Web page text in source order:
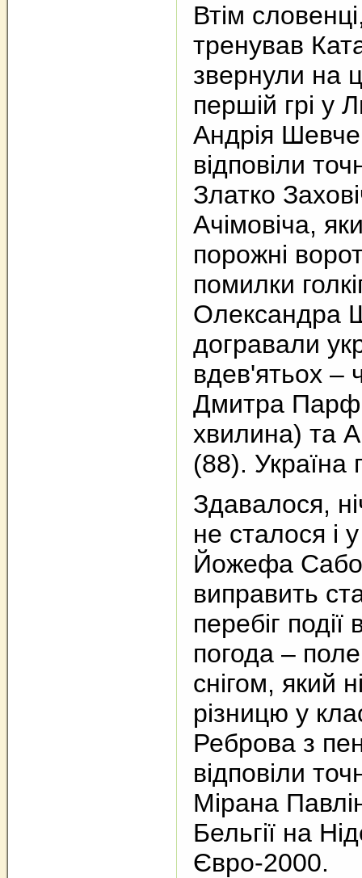
Втім
тренував
звернули на
першій грі у
Андрія
відповіли
Златко
Ачімовіча,
порожні
помилки
Олександра
догравали
вдев'ятьох –
Дмитра
хвилина) та
(88). Україна
Здавалося,
не сталося і
Йожефа Сабо
виправить
перебіг
погода –
снігом, який
різницю у
Реброва з
відповіли
Мірана
Бельгії на
Євро-2000.